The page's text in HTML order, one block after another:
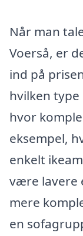
Når man
Voerså, er
ind på
hvilken type
hvor
eksempel,
enkelt
være lavere
mere
en